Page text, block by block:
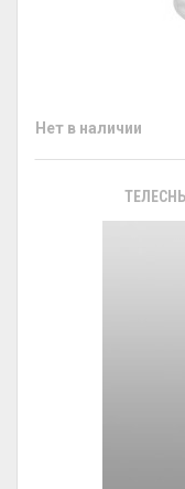
Нет в наличии